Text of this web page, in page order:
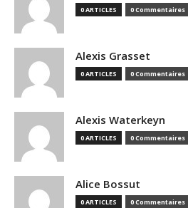
0 ARTICLES 0 Commentaires
Alexis Grasset
0 ARTICLES 0 Commentaires
Alexis Waterkeyn
0 ARTICLES 0 Commentaires
Alice Bossut
0 ARTICLES 0 Commentaires